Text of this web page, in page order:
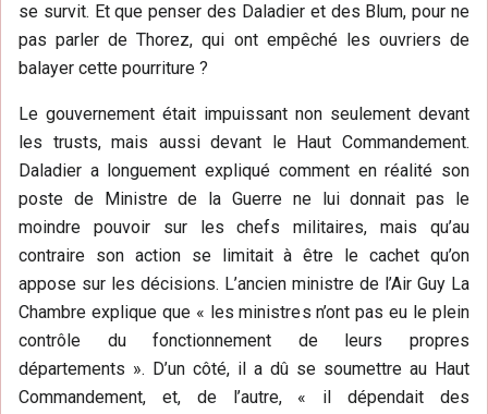
se survit. Et que penser des Daladier et des Blum, pour ne
pas parler de Thorez, qui ont empêché les ouvriers de
balayer cette pourriture ?
Le gouvernement était impuissant non seulement devant
les trusts, mais aussi devant le Haut Commandement.
Daladier a longuement expliqué comment en réalité son
poste de Ministre de la Guerre ne lui donnait pas le
moindre pouvoir sur les chefs militaires, mais qu’au
contraire son action se limitait à être le cachet qu’on
appose sur les décisions. L’ancien ministre de l’Air Guy La
Chambre explique que « les ministres n’ont pas eu le plein
contrôle du fonctionnement de leurs propres
départements ». D’un côté, il a dû se soumettre au Haut
Commandement, et, de l’autre, « il dépendait des